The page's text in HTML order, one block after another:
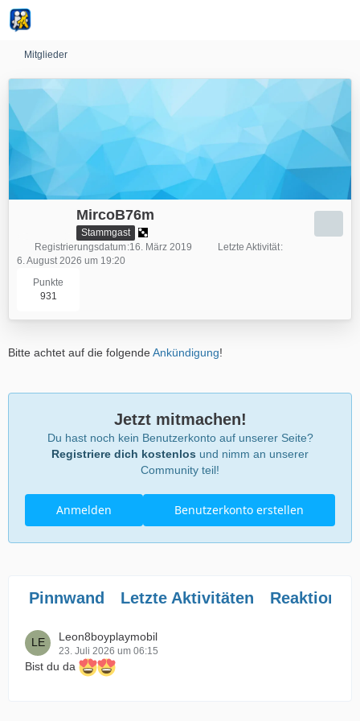
Mitglieder
MircoB76m
Stammgast
Punkte
931
Registrierungsdatum 16. März 2019
Letzte Aktivität
6. August 2026 um 19:20
Bitte achtet auf die folgendeAnkündigung!
Jetzt mitmachen!
Du hast noch kein Benutzerkonto auf unserer Seite?
Registriere dich kostenlos und nimm an unserer
Community teil!
Benutzerkonto erstellen
Anmelden
Pinnwand Letzte Aktivitäten Reaktionen
Leon8boyplaymobil
23. Juli 2026 um 06:15
Bist du da